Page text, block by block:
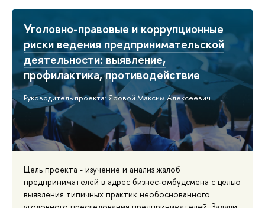
Уголовно-правовые и коррупционные
риски ведения предпринимательской
деятельности: выявление,
профилактика, противодействие
Руководитель проекта: Яровой Максим Алексеевич
Цель проекта - изучение и анализ жалоб
предпринимателей в адрес бизнес-омбудсмена с целью
выявления типичных практик необоснованного